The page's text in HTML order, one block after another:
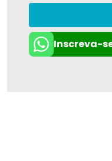
Inscreva-